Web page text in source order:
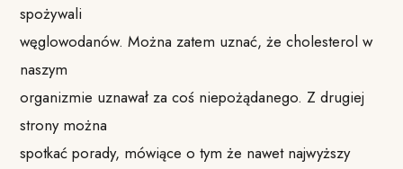
spożywali
węglowodanów. Można zatem uznać, że cholesterol w
naszym
organizmie uznawał za coś niepożądanego. Z drugiej
strony można
spotkać porady, mówiące o tym że nawet najwyższy